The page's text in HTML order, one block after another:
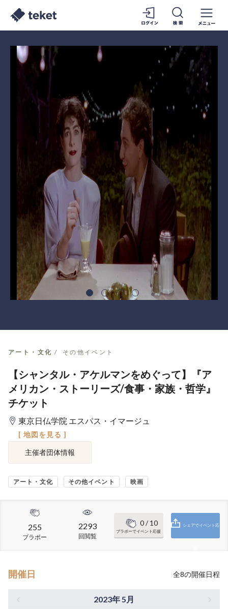
アート・文化 その他イベント
【シャンタル・アケルマンをめぐって】『ア
メリカン・ストーリーズ/食事・家族・哲学』
チケット
東京日仏学院 エスパス・イマージュ
[ 地図を見る ]
主催者団体情報
アート・文化 その他イベント 映画
255
ブラボー
2293
回閲覧
0/ 10
ブラボーでイベント応援
シェアでイベント応
開催日 全8の開催日程
2023年 5月